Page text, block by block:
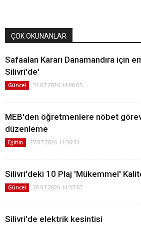
ÇOK OKUNANLAR
Safaalan Kararı Danamandıra için
Silivri'de'
Güncel 31.07.2026 14:00:05
MEB'den öğretmenlere nöbet
düzenleme
Eğitim 27.07.2026 11:36:31
Silivri'deki 10 Plaj 'Mükemmel' Kalite
Güncel 20.07.2026 14:37:57
Silivri'de elektrik kesintisi